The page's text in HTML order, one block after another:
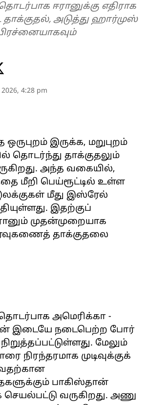
ஈரானுக்கு எதிராக
ஹார்முஸ்
2026, 4:28 pm
இருக்க, மறுபுறம்
தொடர்ந்து தாக்குதலும்
அந்த வகையில்,
மீறி பெய்ரூட்டில் உள்ள
மீது இஸ்ரேல்
இதற்குப்
முதன்முறையாக
தாக்குதலை
அமெரிக்கா -
இடையே நடைபெற்ற போர்
மேலும்
நிரந்தரமாக முடிவுக்குக்
பாகிஸ்தான்
வருகிறது. அணு